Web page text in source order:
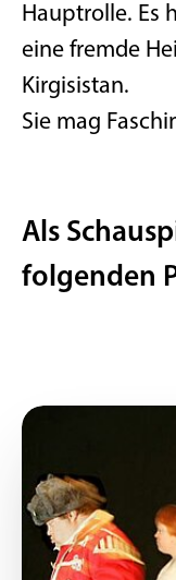
Hauptrolle. Es
eine fremde
Kirgisistan.
Sie mag
Als
folgenden